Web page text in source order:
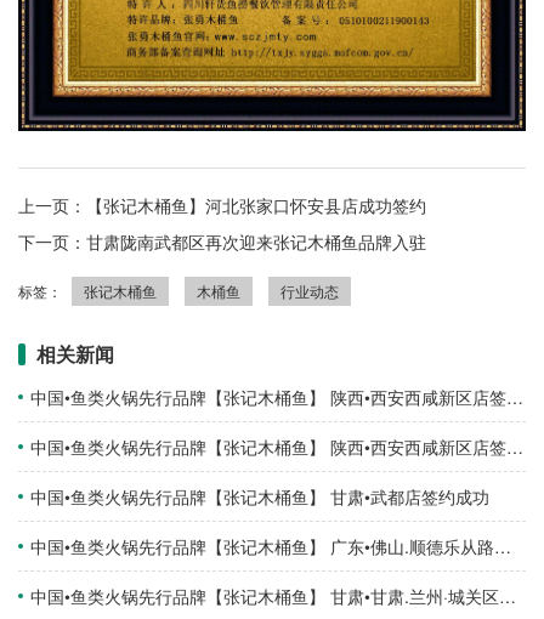
上一页：【张记木桶鱼】河北张家口怀安县店成功签约
下一页：甘肃陇南武都区再次迎来张记木桶鱼品牌入驻
标签： 张记木桶鱼 木桶鱼 行业动态
相关新闻
中国•鱼类火锅先行品牌【张记木桶鱼】 陕西•西安西咸新区店签约成功
中国•鱼类火锅先行品牌【张记木桶鱼】 陕西•西安西咸新区店签约成功
中国•鱼类火锅先行品牌【张记木桶鱼】 甘肃•武都店签约成功
中国•鱼类火锅先行品牌【张记木桶鱼】 广东•佛山.顺德乐从路州店签约成功
中国•鱼类火锅先行品牌【张记木桶鱼】 甘肃•甘肃.兰州·城关区店签约成功